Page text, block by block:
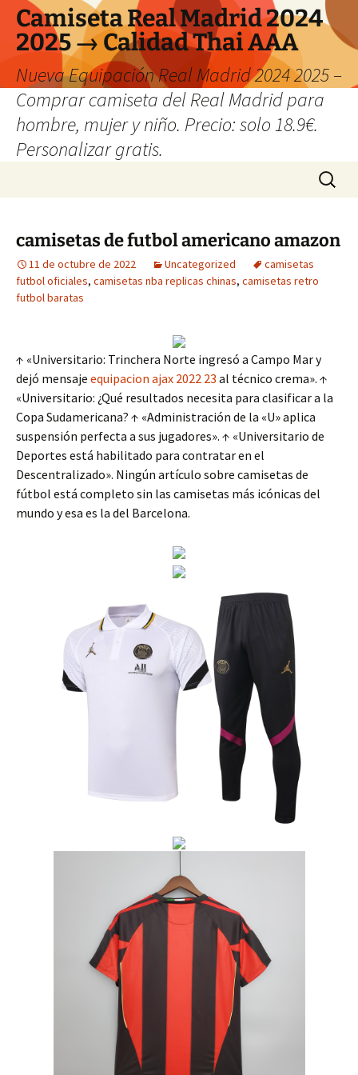
Camiseta Real Madrid 2024
2025 → Calidad Thai AAA
Nueva Equipación Real Madrid 2024 2025 –
Comprar camiseta del Real Madrid para
hombre, mujer y niño. Precio: solo 18.9€.
Personalizar gratis.
Buscar:
camisetas de futbol americano amazon
11 de octubre de 2022 Uncategorized
camisetas
futbol oficiales, camisetas nba replicas chinas, camisetas retro
futbol baratas
↑ «Universitario: Trinchera Norte ingresó a Campo Mar y
dejó mensaje equipacion ajax 2022 23 al técnico crema». ↑
«Universitario: ¿Qué resultados necesita para clasificar a la
Copa Sudamericana? ↑ «Administración de la «U» aplica
suspensión perfecta a sus jugadores». ↑ «Universitario de
Deportes está habilitado para contratar en el
Descentralizado». Ningún artículo sobre camisetas de
fútbol está completo sin las camisetas más icónicas del
mundo y esa es la del Barcelona.